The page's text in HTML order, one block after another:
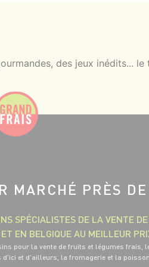
des jeux inédits... le
PRÈS
SPÉCIALISTES DE LA VENTE DE
EN BELGIQUE AU MEILLEUR
pour la vente de fruits et légumes frais,
d'ici et d'ailleurs, la fromagerie et la